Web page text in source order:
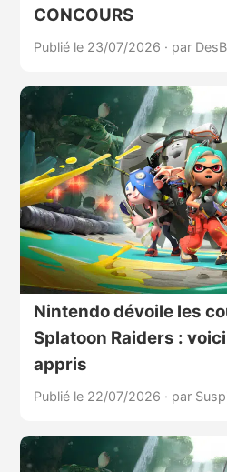
CONCOURS
Publié le 23/07/2026 · par
Nintendo dévoile les
Splatoon Raiders : voici
appris
Publié le 22/07/2026 · par